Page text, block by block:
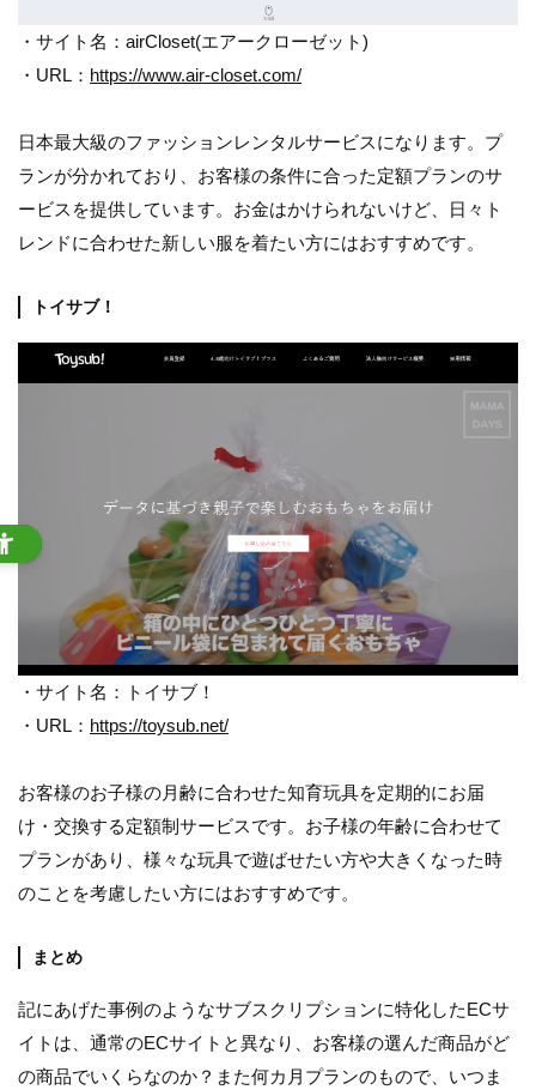
・サイト名：airCloset(エアークローゼット)
・URL： https://www.air-closet.com/
日本最大級のファッションレンタルサービスになります。プ
ランが分かれており、お客様の条件に合った定額プランのサ
ービスを提供しています。お金はかけられないけど、日々ト
レンドに合わせた新しい服を着たい方にはおすすめです。
トイサブ！
・サイト名：トイサブ！
・URL： https://toysub.net/
お客様のお子様の月齢に合わせた知育玩具を定期的にお届
け・交換する定額制サービスです。お子様の年齢に合わせて
プランがあり、様々な玩具で遊ばせたい方や大きくなった時
のことを考慮したい方にはおすすめです。
まとめ
記にあげた事例のようなサブスクリプションに特化したECサ
イトは、通常のECサイトと異なり、お客様の選んだ商品がど
の商品でいくらなのか？また何カ月プランのもので、いつま